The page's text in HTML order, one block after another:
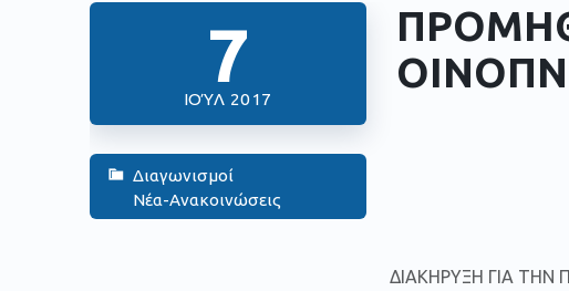
7
ΙΟΎΛ 2017
Διαγωνισμοί
Νέα-Ανακοινώσεις
ΔΙΑΚΗΡΥΞΗ ΓΙΑ